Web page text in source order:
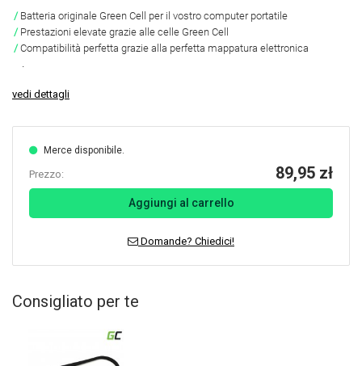
Batteria originale Green Cell per il vostro computer portatile
Prestazioni elevate grazie alle celle Green Cell
Compatibilità perfetta grazie alla perfetta mappatura elettronica
.
vedi dettagli
Merce disponibile.
Prezzo: 89,95 zł
Aggiungi al carrello
Domande? Chiedici!
Consigliato per te